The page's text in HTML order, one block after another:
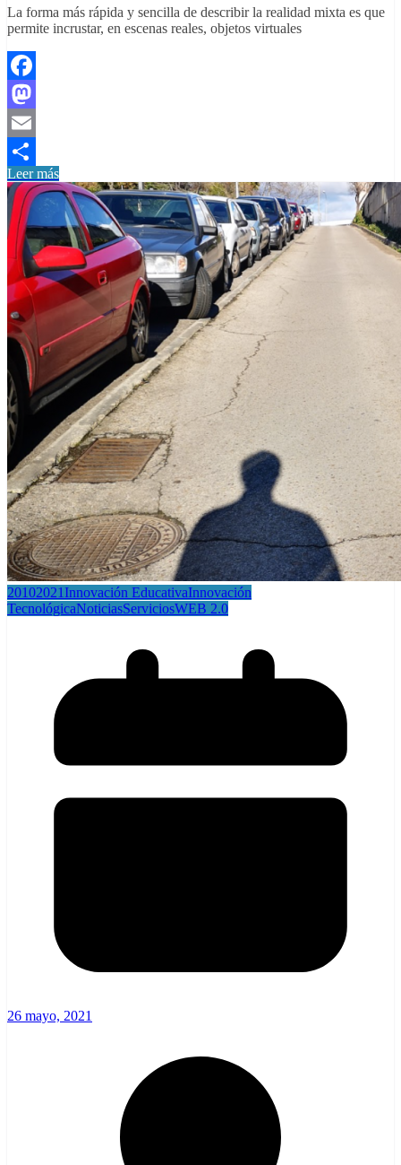
La forma más rápida y sencilla de describir la realidad mixta es que
permite incrustar, en escenas reales, objetos virtuales
Facebook
Mastodon
Email
Compartir
Leer más
20102021Innovación EducativaInnovación
TecnológicaNoticiasServiciosWEB 2.0
26 mayo, 2021